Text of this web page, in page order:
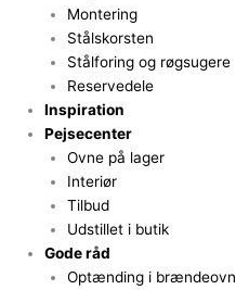
Montering
Stålskorsten
Stålforing og røgsugere
Reservedele
Inspiration
Pejsecenter
Ovne på lager
Interiør
Tilbud
Udstillet i butik
Gode råd
Optænding i brændeovn